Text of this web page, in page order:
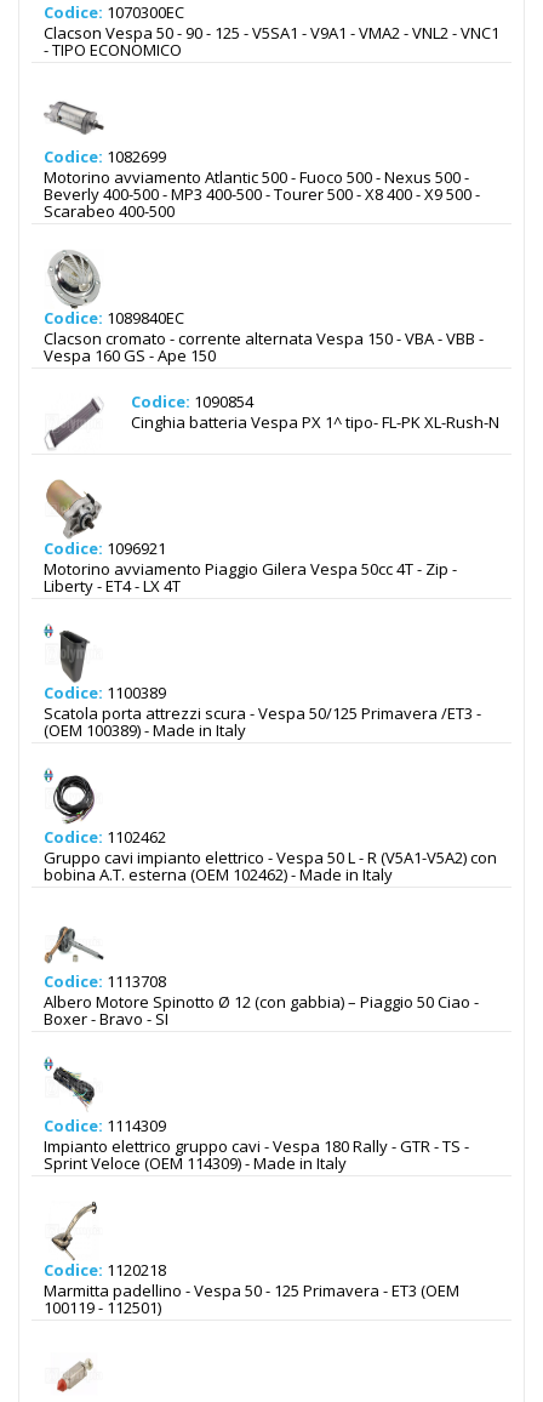
Codice: 1070300EC
Clacson Vespa 50 - 90 - 125 - V5SA1 - V9A1 - VMA2 - VNL2 - VNC1
- TIPO ECONOMICO
Codice: 1082699
Motorino avviamento Atlantic 500 - Fuoco 500 - Nexus 500 -
Beverly 400-500 - MP3 400-500 - Tourer 500 - X8 400 - X9 500 -
Scarabeo 400-500
Codice: 1089840EC
Clacson cromato - corrente alternata Vespa 150 - VBA - VBB -
Vespa 160 GS - Ape 150
Codice: 1090854
Cinghia batteria Vespa PX 1^ tipo- FL-PK XL-Rush-N
Codice: 1096921
Motorino avviamento Piaggio Gilera Vespa 50cc 4T - Zip -
Liberty - ET4 - LX 4T
Codice: 1100389
Scatola porta attrezzi scura - Vespa 50/125 Primavera /ET3 -
(OEM 100389) - Made in Italy
Codice: 1102462
Gruppo cavi impianto elettrico - Vespa 50 L - R (V5A1-V5A2) con
bobina A.T. esterna (OEM 102462) - Made in Italy
Codice: 1113708
Albero Motore Spinotto Ø 12 (con gabbia) – Piaggio 50 Ciao -
Boxer - Bravo - SI
Codice: 1114309
Impianto elettrico gruppo cavi - Vespa 180 Rally - GTR - TS -
Sprint Veloce (OEM 114309) - Made in Italy
Codice: 1120218
Marmitta padellino - Vespa 50 - 125 Primavera - ET3 (OEM
100119 - 112501)